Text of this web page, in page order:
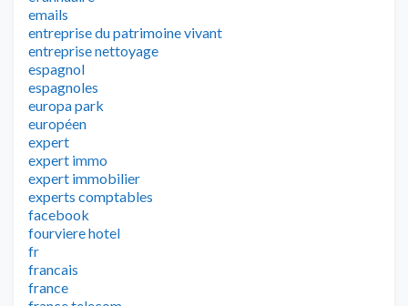
emails
entreprise du patrimoine vivant
entreprise nettoyage
espagnol
espagnoles
europa park
européen
expert
expert immo
expert immobilier
experts comptables
facebook
fourviere hotel
fr
francais
france